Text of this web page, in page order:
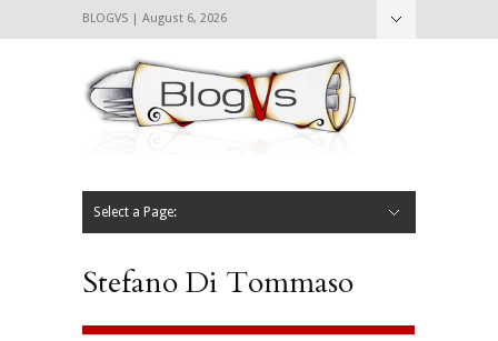
BLOGVS | August 6, 2026
Select a Page:
Stefano Di Tommaso